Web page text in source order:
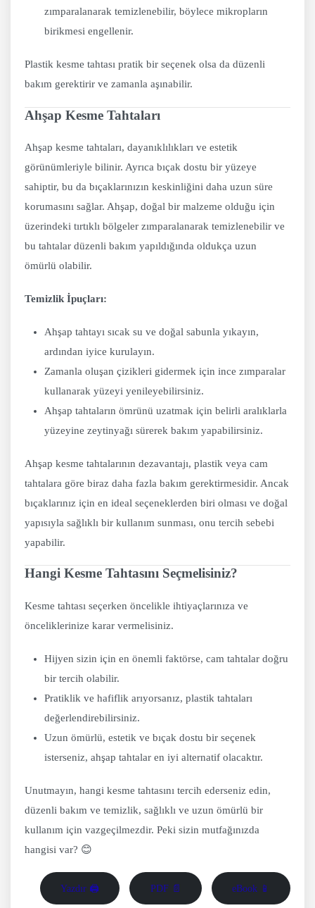
zımparalanarak temizlenebilir, böylece mikropların
birikmesi engellenir.
Plastik kesme tahtası pratik bir seçenek olsa da düzenli
bakım gerektirir ve zamanla aşınabilir.
Ahşap Kesme Tahtaları
Ahşap kesme tahtaları, dayanıklılıkları ve estetik
görünümleriyle bilinir. Ayrıca bıçak dostu bir yüzeye
sahiptir, bu da bıçaklarınızın keskinliğini daha uzun süre
korumasını sağlar. Ahşap, doğal bir malzeme olduğu için
üzerindeki tırtıklı bölgeler zımparalanarak temizlenebilir ve
bu tahtalar düzenli bakım yapıldığında oldukça uzun
ömürlü olabilir.
Temizlik İpuçları:
Ahşap tahtayı sıcak su ve doğal sabunla yıkayın,
ardından iyice kurulayın.
Zamanla oluşan çizikleri gidermek için ince zımparalar
kullanarak yüzeyi yenileyebilirsiniz.
Ahşap tahtaların ömrünü uzatmak için belirli aralıklarla
yüzeyine zeytinyağı sürerek bakım yapabilirsiniz.
Ahşap kesme tahtalarının dezavantajı, plastik veya cam
tahtalara göre biraz daha fazla bakım gerektirmesidir. Ancak
bıçaklarınız için en ideal seçeneklerden biri olması ve doğal
yapısıyla sağlıklı bir kullanım sunması, onu tercih sebebi
yapabilir.
Hangi Kesme Tahtasını Seçmelisiniz?
Kesme tahtası seçerken öncelikle ihtiyaçlarınıza ve
önceliklerinize karar vermelisiniz.
Hijyen sizin için en önemli faktörse, cam tahtalar doğru
bir tercih olabilir.
Pratiklik ve hafiflik arıyorsanız, plastik tahtaları
değerlendirebilirsiniz.
Uzun ömürlü, estetik ve bıçak dostu bir seçenek
isterseniz, ahşap tahtalar en iyi alternatif olacaktır.
Unutmayın, hangi kesme tahtasını tercih ederseniz edin,
düzenli bakım ve temizlik, sağlıklı ve uzun ömürlü bir
kullanım için vazgeçilmezdir. Peki sizin mutfağınızda
hangisi var? 😊
Yazdır 🖨 PDF 📄 eBook 📱